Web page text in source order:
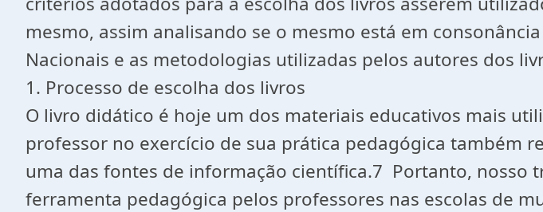
mesmo, assim analisando se o mesmo está em
Nacionais e as metodologias utilizadas pelos autores dos
1. Processo de escolha dos livros
O livro didático é hoje um dos materiais educativos mais
professor no exercício de sua prática pedagógica também
uma das fontes de informação científica.7 Portanto, nosso
ferramenta pedagógica pelos professores nas escolas de